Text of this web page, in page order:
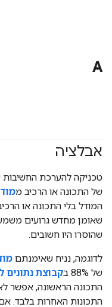
A
אבלציה
טכניקה להערכת
של התכונה או הרכיב מ
המודל בלי התכונה או
שאומן מחדש גרועים
שהוסרו היו חשובים.
לדוגמה, נניח שאימנתם
של 88% ב
קבוצת נתונים
התכונה הראשונה, אפשר
התכונות האחרות בלבד.